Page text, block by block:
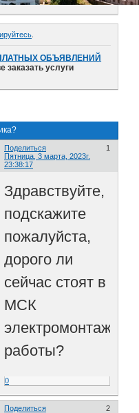
ОБЪЯВЛЕНИЙ
заказать услуги
Поделиться
1
Пятница, 3 марта, 2023г.
23:38:17
Здравствуйте,
подскажите
пожалуйста,
дорого ли
сейчас стоят в
МСК
электромонтажные
работы?
0
Поделиться
2